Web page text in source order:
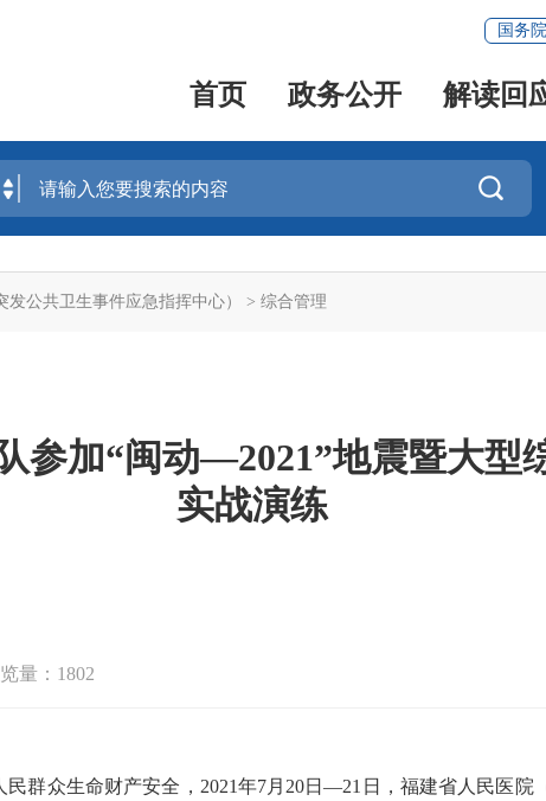
国务院
首页 政务公开 解读回

公共卫生事件应急指挥中心） > 综合管理
参加“闽动—2021”地震暨大型
实战演练
量：1802
民群众生命财产安全， 2021年7月 20日—21 日 ，福建省人民医院